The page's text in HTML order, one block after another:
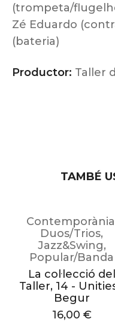
(trompeta/
Zé Eduardo
(bateria)
Productor: Taller
TAMBÉ
Contemporània
Duos/Trios,
Jazz&Swing,
Popular/Banda
La col·lecció del
Taller, 14 -
Begur
16,00 €